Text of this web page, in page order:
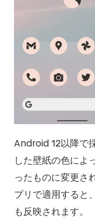
Android 12以降で
した壁紙の色によ
ったものに変更さ
プリで適用すると
も反映されます。